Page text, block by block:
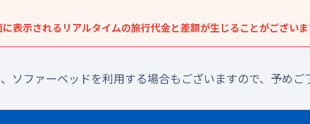
表示されるリアルタイムの旅行代金と差額が生じることがございま
ファーベッドを利用する場合もございますので、予めご